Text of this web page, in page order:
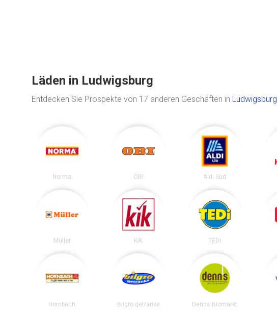
Läden in Ludwigsburg
Entdecken Sie Prospekte von 17 anderen Geschäften in Ludwigsburg
Norma OBI Aldi Süd
Müller KiK TEDi
Hornbach Bilgro getränke Denns Biomarkt